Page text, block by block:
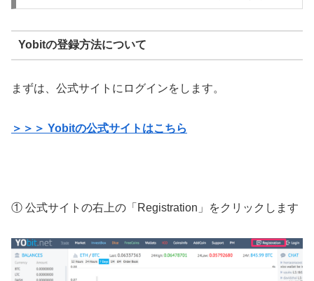
Yobitの登録方法について
まずは、公式サイトにログインをします。
＞＞＞ Yobitの公式サイトはこちら
① 公式サイトの右上の「Registration」をクリックします